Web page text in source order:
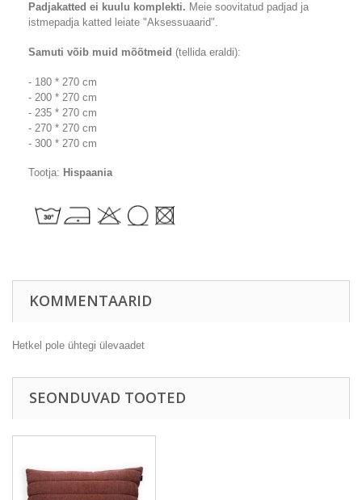
Padjakatted ei kuulu komplekti. Meie soovitatud padjad ja
istmepadja katted leiate "Aksessuaarid".
Samuti võib muid mõõtmeid (tellida eraldi):
- 180 * 270 cm
- 200 * 270 cm
- 235 * 270 cm
- 270 * 270 cm
- 300 * 270 cm
Tootja: Hispaania
KOMMENTAARID
Hetkel pole ühtegi ülevaadet
SEONDUVAD TOOTED